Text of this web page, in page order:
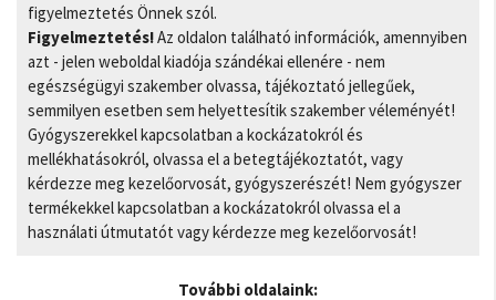
figyelmeztetés Önnek szól.
Figyelmeztetés!Az oldalon található információk, amennyiben
azt - jelen weboldal kiadója szándékai ellenére - nem
egészségügyi szakember olvassa, tájékoztató jellegűek,
semmilyen esetben sem helyettesítik szakember véleményét!
Gyógyszerekkel kapcsolatban a kockázatokról és
mellékhatásokról, olvassa el a betegtájékoztatót, vagy
kérdezze meg kezelőorvosát, gyógyszerészét! Nem gyógyszer
termékekkel kapcsolatban a kockázatokról olvassa el a
használati útmutatót vagy kérdezze meg kezelőorvosát!
További oldalaink: